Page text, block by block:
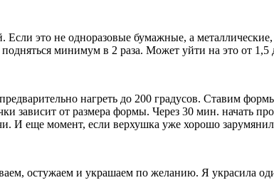
Если это не одноразовые бумажные, а
минимум в 2 раза. Может уйти на это от
нагреть до 200 градусов. Ставим
зависит от размера формы. Через 30 мин. начать
И еще момент, если верхушка уже хорошо
остужаем и украшаем по желанию. Я украсила